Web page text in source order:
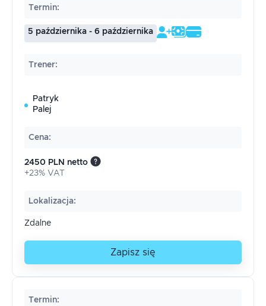
Termin:
5 października - 6 października
Trener:
Patryk
Palej
Cena:
2450 PLN netto
+23% VAT
Lokalizacja:
Zdalne
Zapisz się
Termin: